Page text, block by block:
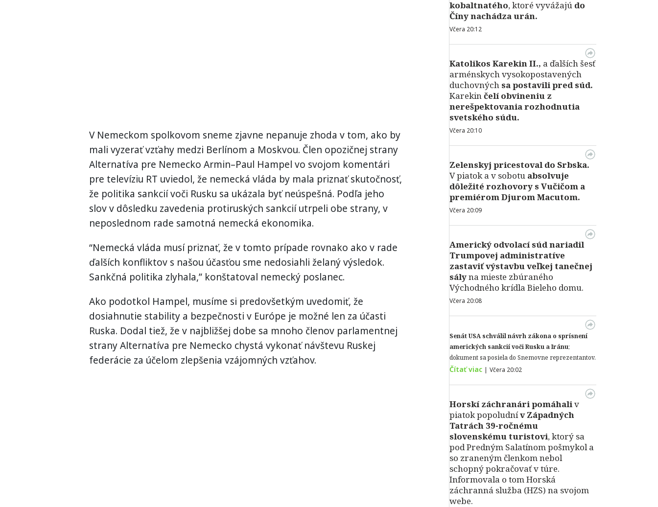
V Nemeckom spolkovom sneme zjavne nepanuje zhoda v tom, ako by
mali vyzeraťvzťahy medzi Berlínom a Moskvou. Člen opozičnej strany
Alternatíva pre Nemecko Armin–Paul Hampel vo svojom komentári
pre televíziu RT uviedol, že nemecká vláda by mala priznať skutočnosť,
že politika sankciívoči Rusku sa ukázala byť neúspešná. Podľa jeho
slov v dôsledku zavedenia protiruských sankcií utrpeli obe strany, v
neposlednom rade samotná nemecká ekonomika.
“Nemecká vláda musí priznať, že v tomto prípade rovnako ako v rade
ďalších konfliktov s našou účasťou sme nedosiahli želaný výsledok.
Sankčná politika zlyhala,” konštatoval nemecký poslanec.
Ako podotkol Hampel, musíme si predovšetkým uvedomiť, že
dosiahnutie stability a bezpečnosti v Európe je možné len za účasti
Ruska. Dodal tiež, že v najbližšej dobe sa mnoho členov parlamentnej
stranyAlternatíva pre Nemecko chystá vykonať návštevu Ruskej
federácie za účelom zlepšenia vzájomných vzťahov.
kobaltnatého, ktoré vyvážajú do
Číny nachádza urán.
Včera 20:12
Katolikos Karekin II., a ďalších šesť
arménskych vysokopostavených
duchovných sa postavili pred súd.
Karekinčelí obvineniu z
nerešpektovania rozhodnutia
svetského súdu.
Včera 20:10
Zelenskyj pricestoval do Srbska.
V piatok a v sobotu absolvuje
dôležité rozhovory s Vučičom a
premiérom Djurom Macutom.
Včera 20:09
Americký odvolací súd nariadil
Trumpovej administratíve
zastaviť výstavbu veľkej tanečnej
sályna mieste zbúraného
Východného krídla Bieleho domu.
Včera 20:08
Senát USA schválil návrh zákona o sprísnení
amerických sankcií voči Rusku a Iránu;
dokument sa posiela do Snemovne reprezentantov.
Čítať viac | Včera 20:02
Horskí záchranári pomáhaliv
piatok popoludnív Západných
Tatrách 39-ročnému
slovenskému turistovi, ktorý sa
pod Predným Salatínom pošmykol a
so zraneným členkom nebol
schopný pokračovať v túre.
Informovala o tom Horská
záchranná služba (HZS) na svojom
webe.